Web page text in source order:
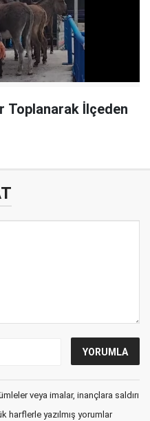
Toplanarak İlçeden
veya imalar, inançlara saldırı
harflerle yazılmış yorumlar